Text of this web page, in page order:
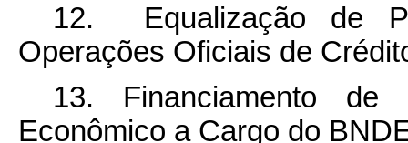
12. Equalização de
Operações Oficiais de
13. Financiamento de
Econômico a Cargo do